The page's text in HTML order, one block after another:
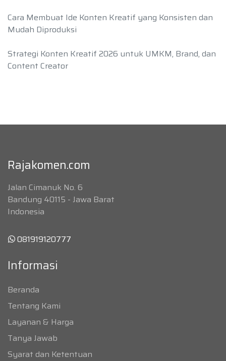
Cara Membuat Ide Konten Kreatif yang Konsisten dan
Mudah Diproduksi
Strategi Konten Kreatif 2026 untuk UMKM, Brand, dan
Content Creator
Rajakomen.com
Jalan Cimanuk No. 6
Bandung 40115 - Jawa Barat
Indonesia
081919120777
Informasi
Beranda
Tentang Kami
Layanan & Harga
Tanya Jawab
Syarat dan Ketentuan